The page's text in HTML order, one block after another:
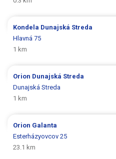
Kondela Dunajská Streda
Hlavná 75
1 km
Orion Dunajská Streda
Dunajská Streda
1 km
Orion Galanta
Esterházyovcov 25
23.1 km